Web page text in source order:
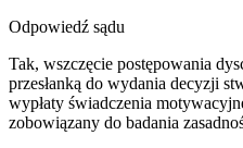
Odpowiedź sądu
Tak, wszczęcie postępowania
przesłanką do wydania decyzji
wypłaty świadczenia
zobowiązany do badania